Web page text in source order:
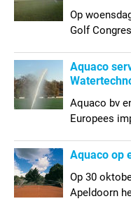
Op
Golf
Aquaco
Aquaco bv
Europees
Aquaco op
Op 30
Apeldoorn